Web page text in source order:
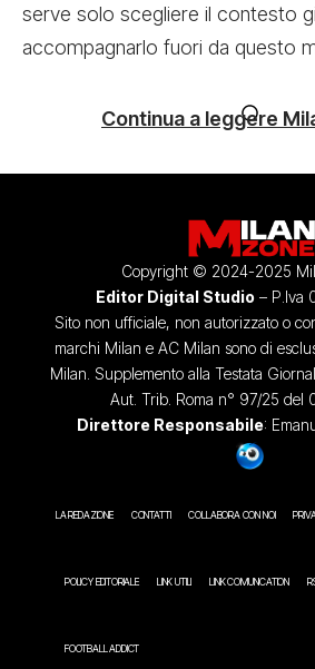
serve solo scegliere il contesto
accompagnarlo fuori da questo
Continua a leggere
Copyright © 2024-2025
Editor Digital Studio – P.Iva
Sito non ufficiale, non autorizzato o
marchi Milan e AC Milan sono di
Milan. Supplemento alla Testata
Aut. Trib. Roma n° 97/25 del
Direttore Responsabile:
LA REDAZIONE CONTATTI COLLABORA CON NOI
POLICY EDITORIALE LINK UTILI LINK COMUNICATION
FOOTBALL ADDICT